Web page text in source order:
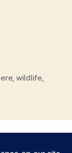
, wildlife,